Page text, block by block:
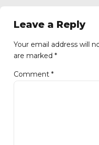
Leave a Reply
Your email address will
are marked *
Comment *